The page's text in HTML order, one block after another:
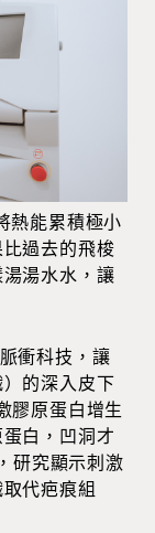
熱能累積極小
過去的飛梭
湯水水，讓
衝科技，讓
的深入皮下
膠原蛋白增生
白，凹洞才
研究顯示刺激
代疤痕組